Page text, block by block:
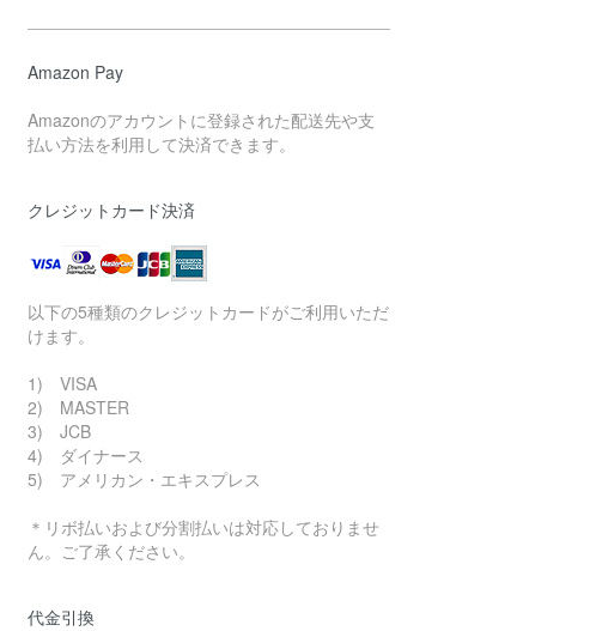
Amazon Pay
Amazonのアカウントに登録された配送先や支
払い方法を利用して決済できます。
クレジットカード決済
以下の5種類のクレジットカードがご利用いただ
けます。
1) VISA
2) MASTER
3) JCB
4) ダイナース
5) アメリカン・エキスプレス
＊リボ払いおよび分割払いは対応しておりませ
ん。ご了承ください。
代金引換